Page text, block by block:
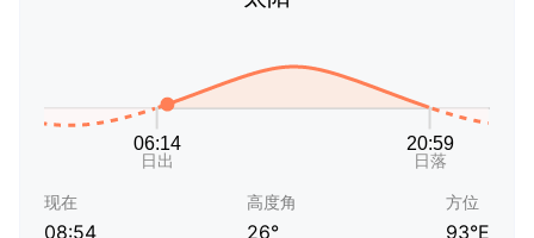
现在
08:54
高度角
26°
方位
93°E